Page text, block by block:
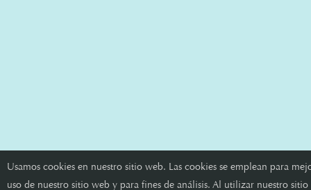
Usamos cookies en nuestro sitio web. Las cookies se emplean para
uso de nuestro sitio web y para fines de análisis. Al utilizar nuestro